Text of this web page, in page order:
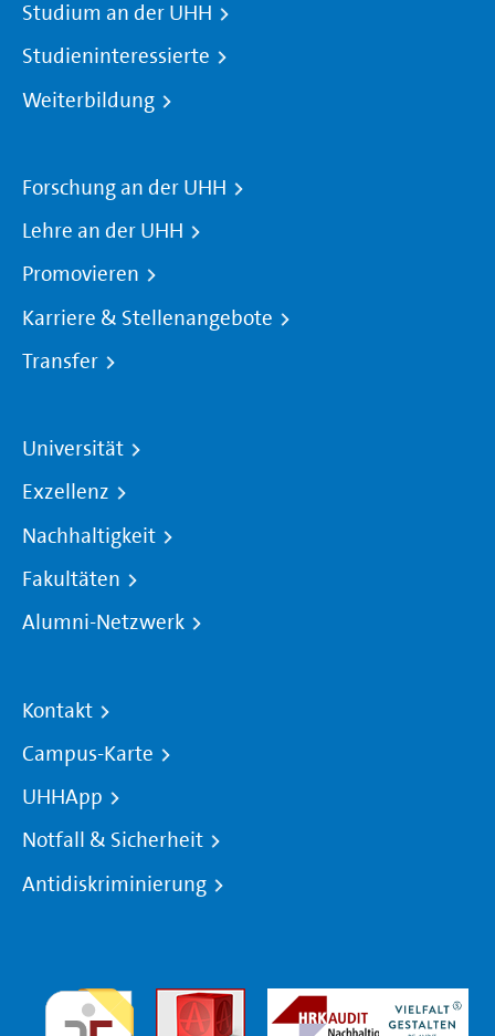
Studium an der UHH
Studieninteressierte
Weiterbildung
Forschung an der UHH
Lehre an der UHH
Promovieren
Karriere & Stellenangebote
Transfer
Universität
Exzellenz
Nachhaltigkeit
Fakultäten
Alumni-Netzwerk
Kontakt
Campus-Karte
UHHApp
Notfall & Sicherheit
Antidiskriminierung